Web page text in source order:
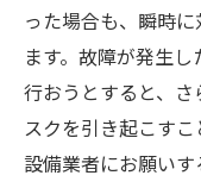
った場合も、瞬時
ます。故障が発生
行おうとすると、
スクを引き起こす
設備業者にお願い